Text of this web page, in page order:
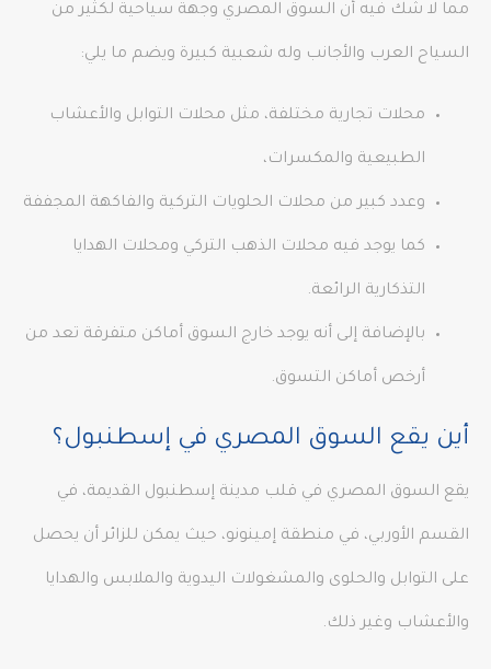
مما لا شك فيه أن السوق المصري وجهة سياحية لكثير من
السياح العرب والأجانب وله شعبية كبيرة ويضم ما يلي:
محلات تجارية مختلفة، مثل محلات التوابل والأعشاب
الطبيعية والمكسرات،
وعدد كبير من محلات الحلويات التركية والفاكهة المجففة
كما يوجد فيه محلات الذهب التركي ومحلات الهدايا
التذكارية الرائعة.
بالإضافة إلى أنه يوجد خارج السوق أماكن متفرقة تعد من
أرخص أماكن التسوق.
أين يقع السوق المصري في إسطنبول؟
يقع السوق المصري في قلب مدينة إسطنبول القديمة، في
القسم الأوربي، في منطقة إمينونو، حيث يمكن للزائر أن يحصل
على التوابل والحلوى والمشغولات اليدوية والملابس والهدايا
والأعشاب وغير ذلك.